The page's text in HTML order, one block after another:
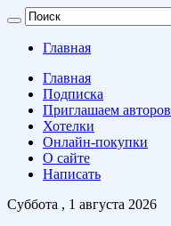
Главная
Главная
Подписка
Приглашаем авторов
Хотелки
Онлайн-покупки
О сайте
Написать
Суббота , 1 августа 2026